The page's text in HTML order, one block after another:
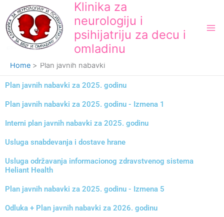
content
Klinika za
neurologiju i
psihijatriju za decu i
omladinu
Home Plan javnih nabavki
Plan javnih nabavki za 2025. godinu
Plan javnih nabavki za 2025. godinu - Izmena 1
Interni plan javnih nabavki za 2025. godinu
Usluga snabdevanja i dostave hrane
Usluga održavanja informacionog zdravstvenog sistema
Heliant Health
Plan javnih nabavki za 2025. godinu - Izmena 5
Odluka + Plan javnih nabavki za 2026. godinu